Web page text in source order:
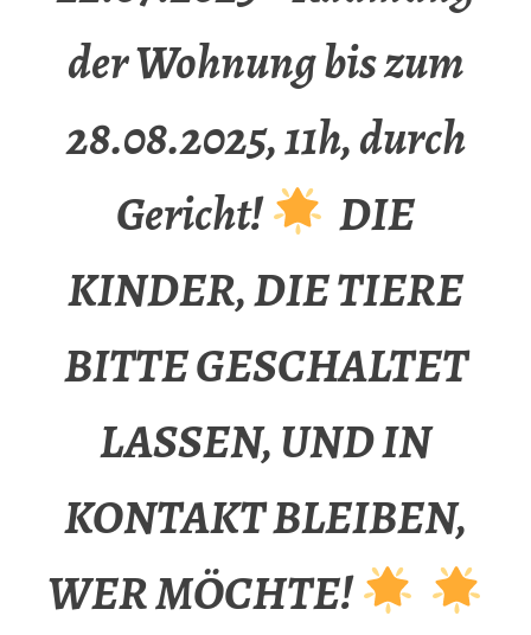
der Wohnung bis zum
28.08.2025, 11h, durch
Gericht!
DIE
KINDER, DIE TIERE
BITTE GESCHALTET
LASSEN, UND IN
KONTAKT BLEIBEN,
WER MÖCHTE!